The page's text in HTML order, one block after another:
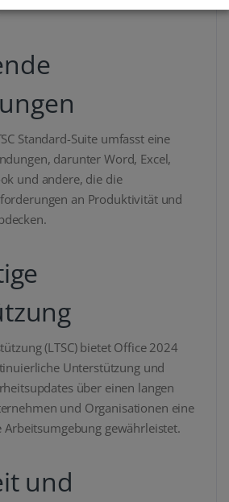
Standard-Suite umfasst eine
darunter Word, Excel,
und andere, die die
an Produktivität und
(LTSC) bietet Office 2024
Unterstützung und
über einen langen
und Organisationen eine
Arbeitsumgebung gewährleistet.
und